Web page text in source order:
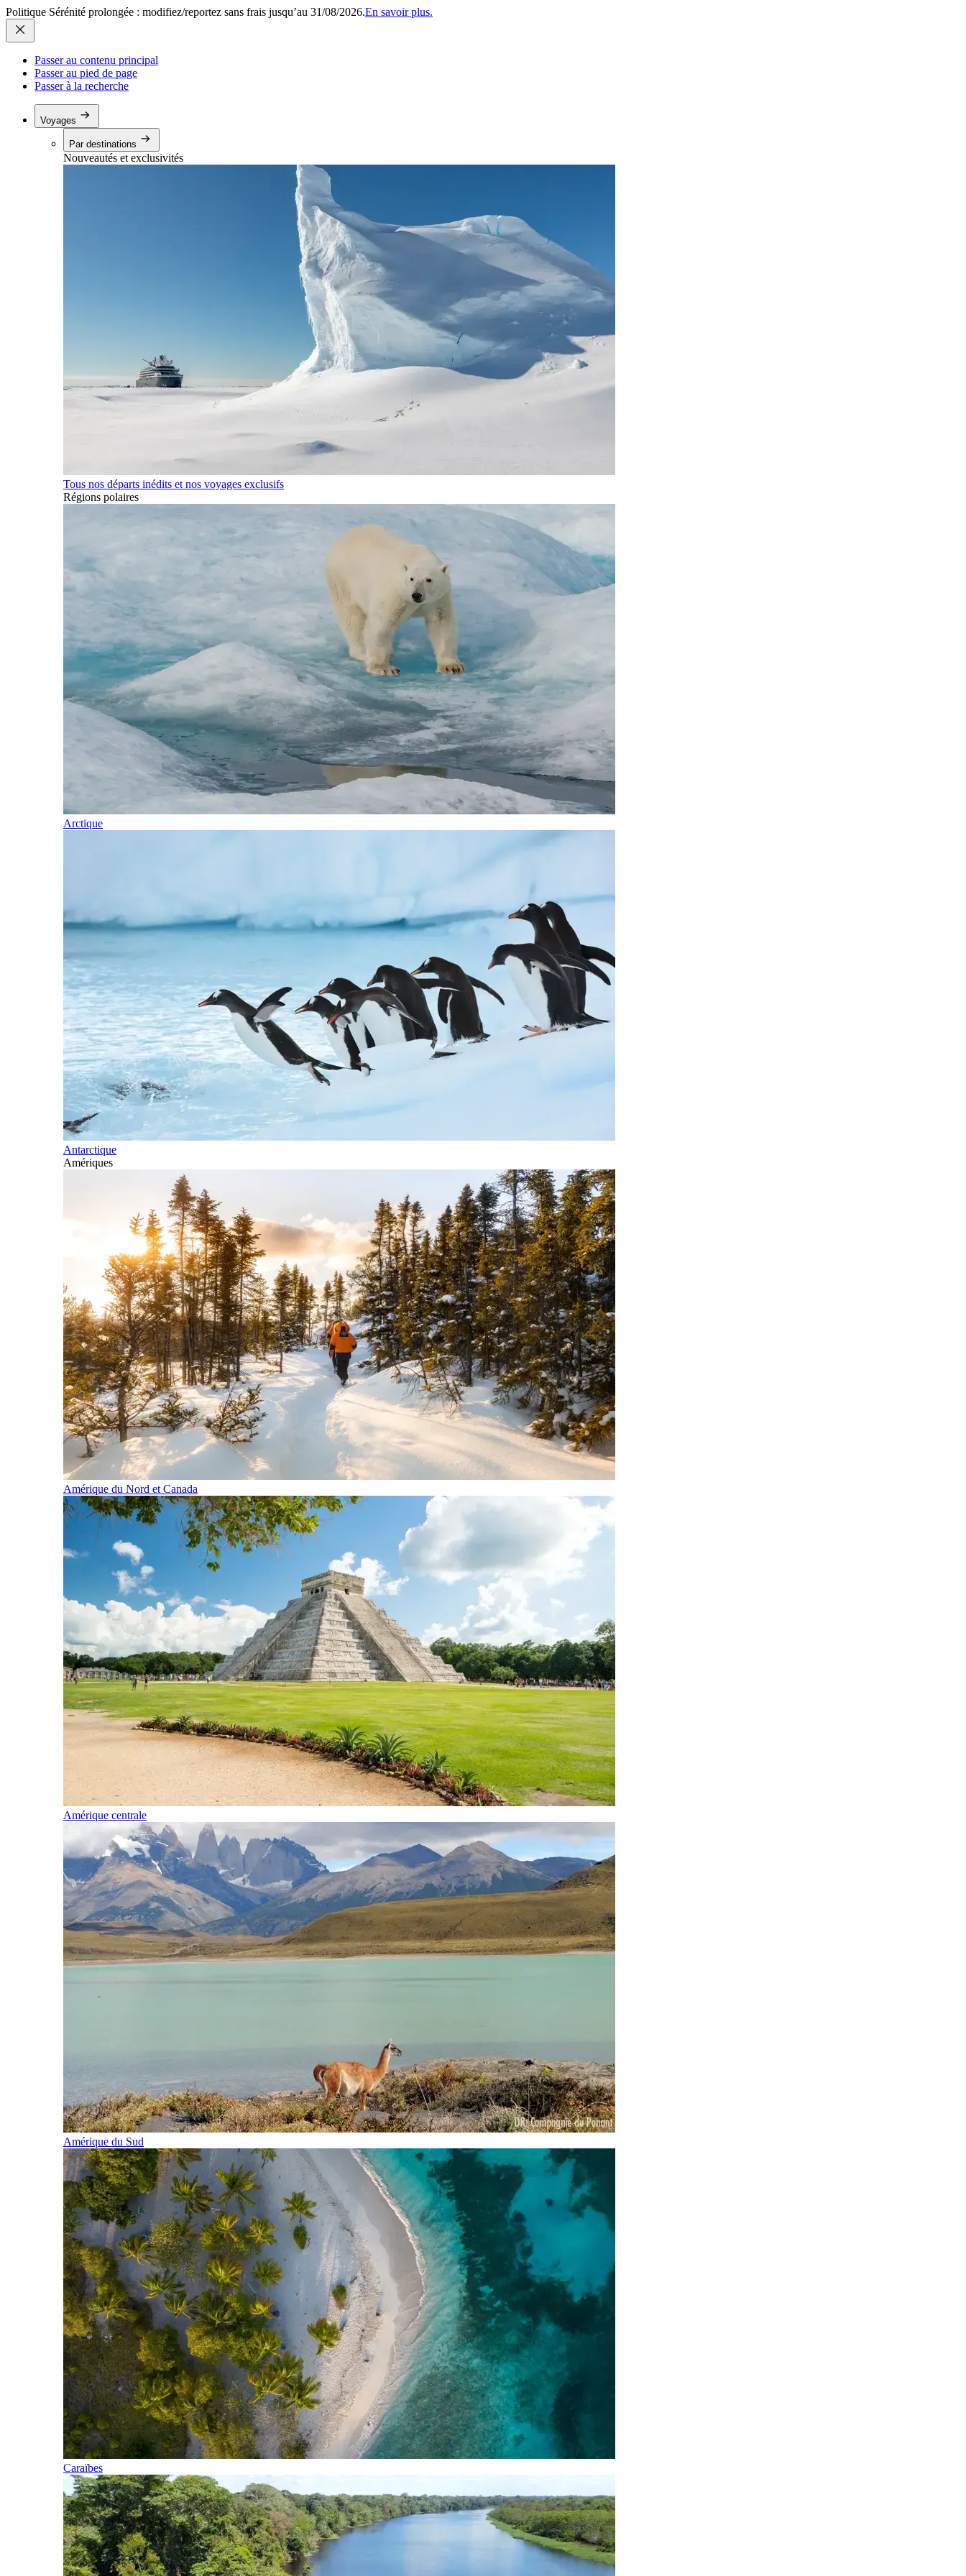
Politique Sérénité prolongée : modifiez/reportez sans frais jusqu’au 31/08/2026.En savoir plus.
Passer au contenu principal
Passer au pied de page
Passer à la recherche
Voyages
Par destinations
Nouveautés et exclusivités
Tous nos départs inédits et nos voyages exclusifs
Régions polaires
Arctique
Antarctique
Amériques
Amérique du Nord et Canada
Amérique centrale
Amérique du Sud
Caraïbes